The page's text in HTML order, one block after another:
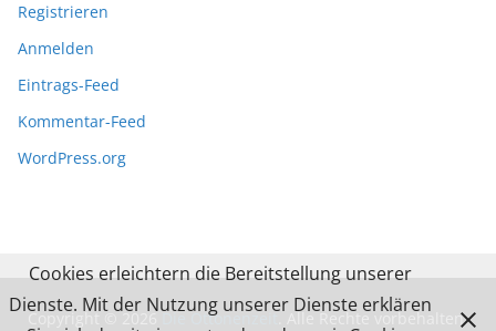
Registrieren
Anmelden
Eintrags-Feed
Kommentar-Feed
WordPress.org
Die Ottonenzeit . Alle Rechte vorbehalten.
Cookies erleichtern die Bereitstellung unserer
Dienste. Mit der Nutzung unserer Dienste erklären